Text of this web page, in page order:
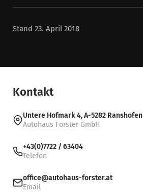
Stand 23. April 2018
Kontakt
Untere Hofmark 4, A-5282 Ranshofen
Autohaus Forster GmbH
+43(0)7722 / 63404
Telefon
office@autohaus-forster.at
Email